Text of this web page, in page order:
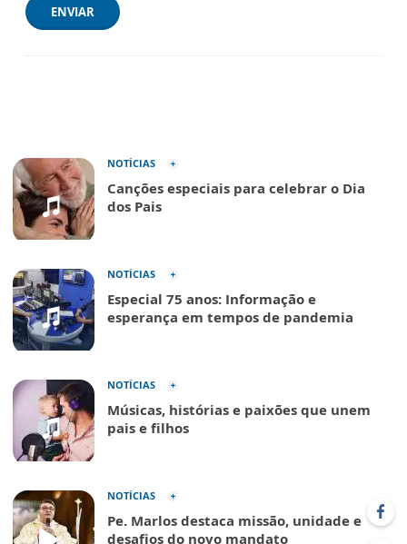
ENVIAR
NOTÍCIAS
Canções especiais para celebrar o Dia
dos Pais
NOTÍCIAS
Especial 75 anos: Informação e
esperança em tempos de pandemia
NOTÍCIAS
Músicas, histórias e paixões que unem
pais e filhos
NOTÍCIAS
Pe. Marlos destaca missão, unidade e
desafios do novo mandato